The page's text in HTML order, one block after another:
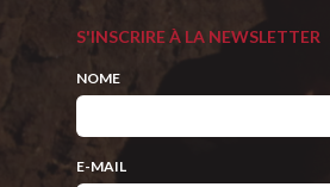
S'INSCRIRE À LA NEWSLETTER
NOME
E-MAIL